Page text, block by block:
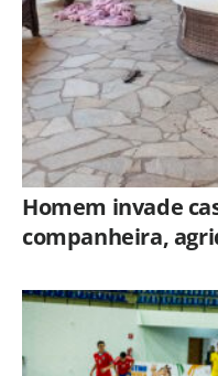
Homem invade
companheira,
GCM de Limeira